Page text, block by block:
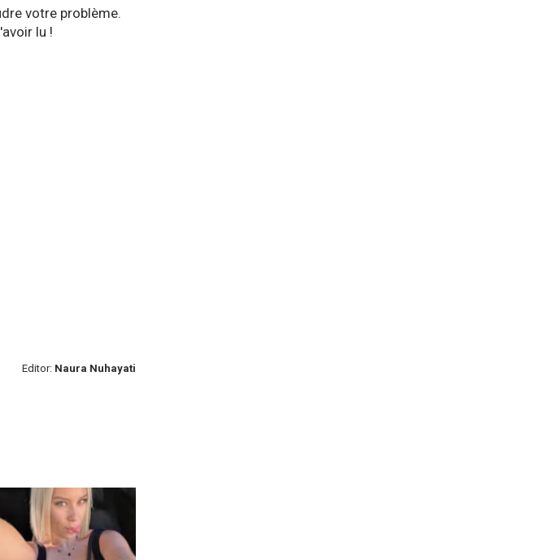
votre problème.
lu !
Editor: Naura Nuhayati